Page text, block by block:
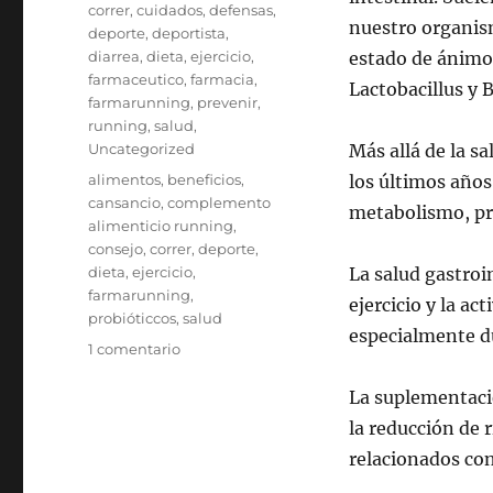
nuestro
estado de
Lactobacillus y
Más allá de la
los últimos
metabolismo,
La salud
ejercicio y la
especialmente
La
la reducción de
relacionados
correr,cuidados,defensas,
deporte,deportista,
diarrea,dieta,ejercicio,
farmaceutico,farmacia,
farmarunning, prevenir,
running,salud,
Uncategorized
Etiquetas
alimentos, beneficios,
cansancio,complemento
alimenticio running,
consejo,correr,deporte,
dieta,ejercicio,
farmarunning,
probióticcos,salud
1 comentarioen